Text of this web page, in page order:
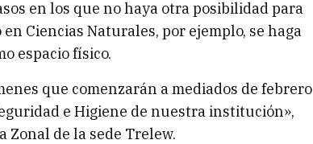
en los que no haya otra posibilidad para
Ciencias Naturales, por ejemplo, se haga
espacio físico.
que comenzarán a mediados de febrero
e Higiene de nuestra institución»,
Zonal de la sede Trelew.